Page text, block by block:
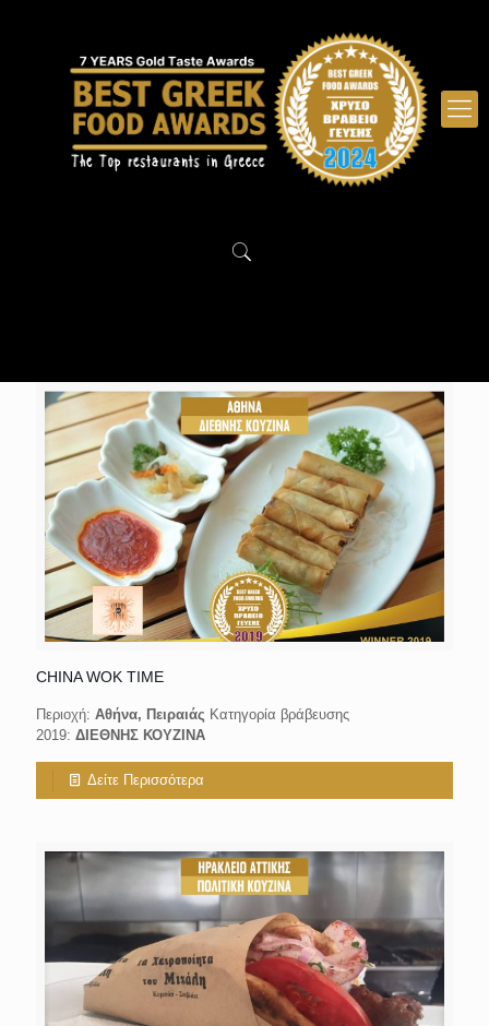
CHINA WOK TIME
Περιοχή: Aθήνα, Πειραιάς Κατηγορία βράβευσης
2019: ΔΙΕΘΝΗΣ ΚΟΥΖΙΝΑ
Δείτε Περισσότερα